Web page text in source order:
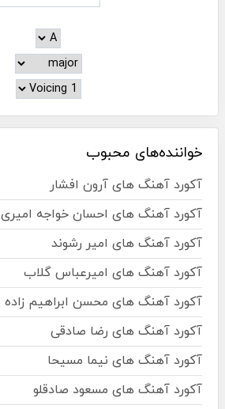
خواننده‌های محبوب
آکورد آهنگ های آرون افشار
آکورد آهنگ های احسان خواجه امیری
آکورد آهنگ های امیر رشوند
آکورد آهنگ های امیرعباس گلاب
آکورد آهنگ های محسن ابراهیم زاده
آکورد آهنگ های رضا صادقی
آکورد آهنگ های نیما مسیحا
آکورد آهنگ های مسعود صادقلو